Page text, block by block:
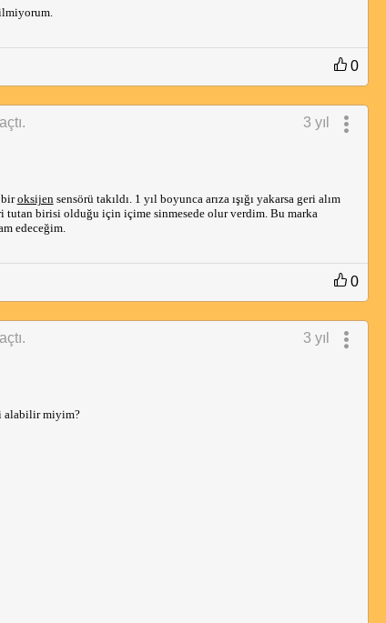
0
3 yıl
bir oksijen sensörü takıldı. 1 yıl boyunca arıza ışığı yakarsa geri alım
birisi olduğu için içime sinmesede olur verdim. Bu marka
edeceğim.
0
3 yıl
alabilir miyim?